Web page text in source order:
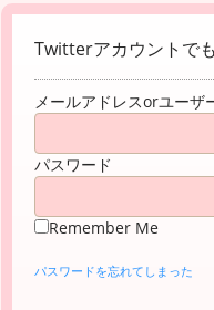
Twitterアカウントで
メールアドレスorユーザ
パスワード
Remember Me
パスワードを忘れてしまった